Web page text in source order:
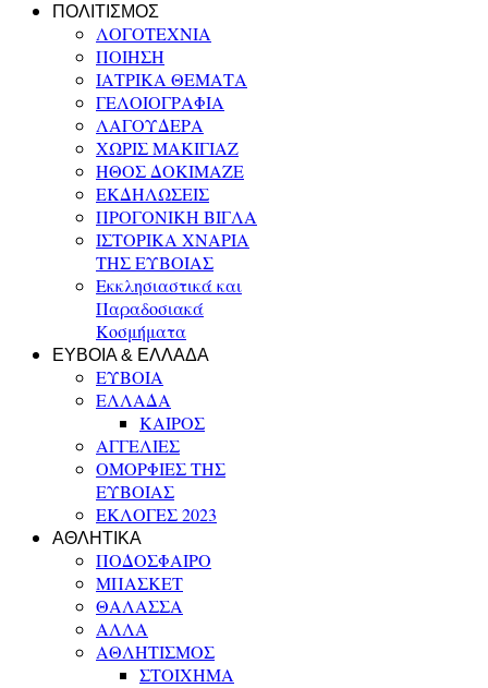
ΠΟΛΙΤΙΣΜΟΣ
ΛΟΓΟΤΕΧΝΙΑ
ΠΟΙΗΣΗ
ΙΑΤΡΙΚΑ ΘΕΜΑΤΑ
ΓΕΛΟΙΟΓΡΑΦΙΑ
ΛΑΓΟΥΔΕΡΑ
ΧΩΡΙΣ ΜΑΚΙΓΙΑΖ
ΗΘΟΣ ΔΟΚΙΜΑΖΕ
ΕΚΔΗΛΩΣΕΙΣ
ΠΡΟΓΟΝΙΚΗ ΒΙΓΛΑ
ΙΣΤΟΡΙΚΑ ΧΝΑΡΙΑ
ΤΗΣ ΕΥΒΟΙΑΣ
Εκκλησιαστικά και
Παραδοσιακά
Κοσμήματα
ΕΥΒΟΙΑ & ΕΛΛΑΔΑ
ΕΥΒΟΙΑ
ΕΛΛΑΔΑ
ΚΑΙΡΟΣ
ΑΓΓΕΛΙΕΣ
ΟΜΟΡΦΙΕΣ ΤΗΣ
ΕΥΒΟΙΑΣ
ΕΚΛΟΓΕΣ 2023
ΑΘΛΗΤΙΚΑ
ΠΟΔΟΣΦΑΙΡΟ
ΜΠΑΣΚΕΤ
ΘΑΛΑΣΣΑ
ΑΛΛΑ
ΑΘΛΗΤΙΣΜΟΣ
ΣΤΟΙΧΗΜΑ